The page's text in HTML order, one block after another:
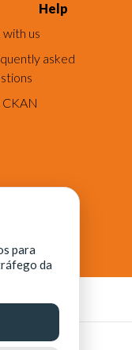
Help
with us
asked
CKAN
de Ciência,
para
da